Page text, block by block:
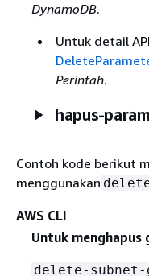
DynamoDB.
Untuk detail
Perintah.
hapus-
Contoh kode berikut
menggunakan
AWS CLI
Untuk menghapus
delete-subnet-